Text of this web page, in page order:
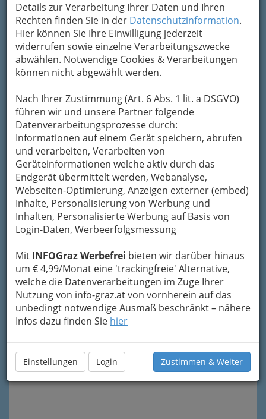
Details zur Verarbeitung Ihrer Daten und Ihren
Rechten finden Sie in der Datenschutzinformation.
Hier können Sie Ihre Einwilligung jederzeit
widerrufen sowie einzelne Verarbeitungszwecke
abwählen. Notwendige Cookies & Verarbeitungen
können nicht abgewählt werden.
Nach Ihrer Zustimmung (Art. 6 Abs. 1 lit. a DSGVO)
führen wir und unsere Partner folgende
Datenverarbeitungsprozesse durch:
Informationen auf einem Gerät speichern, abrufen
und verarbeiten, Verarbeiten von
Geräteinformationen welche aktiv durch das
Endgerät übermittelt werden, Webanalyse,
Webseiten-Optimierung, Anzeigen externer (embed)
Inhalte, Personalisierung von Werbung und
Inhalten, Personalisierte Werbung auf Basis von
Login-Daten, Werbeerfolgsmessung
Mit INFOGraz Werbefrei bieten wir darüber hinaus
um € 4,99/Monat eine 'trackingfreie' Alternative,
welche die Datenverarbeitungen im Zuge Ihrer
Nutzung von info-graz.at von vornherein auf das
unbedingt notwendige Ausmaß beschränkt – nähere
Infos dazu finden Sie hier
Einstellungen Login Zustimmen & Weiter
Adresse mit Google Maps anschauen
Kontaktaufnahme
Um die Info-Graz Firmen
bewahren, verwenden wir an dieser Stelle zur
Übermittlung Ihrer Nachricht ein sicheres
Formular. Ihre Nachricht wird nach dem
Absenden umgehend per Mail an das
Unternehmen Mapon - Gastro u.
Handelsgesellschaft m.b.H. RUDOLF
ERLEBNISBRAUEREI weitergeleitet.
Mein Name
Meine Email Adresse
Mein Betreff
Meine Nachricht